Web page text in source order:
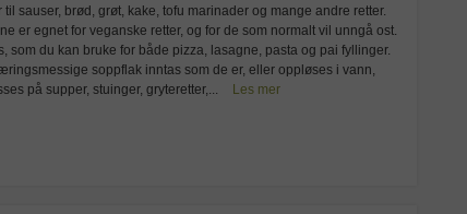
sauser, brød, grøt, kake, tofu marinader og mange andre retter.
er egnet for veganske retter, og for de som normalt vil unngå ost.
som du kan bruke for både pizza, lasagne, pasta og pai fyllinger.
soppflak inntas som de er, eller oppløses i vann,
på supper, stuinger, gryteretter,...
Les mer